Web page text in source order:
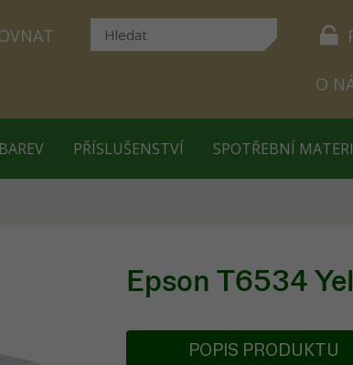
O
PŘÍSLUŠENSTVÍ SPOTŘEBNÍ
Epson T6534
POPIS PRODUKTU